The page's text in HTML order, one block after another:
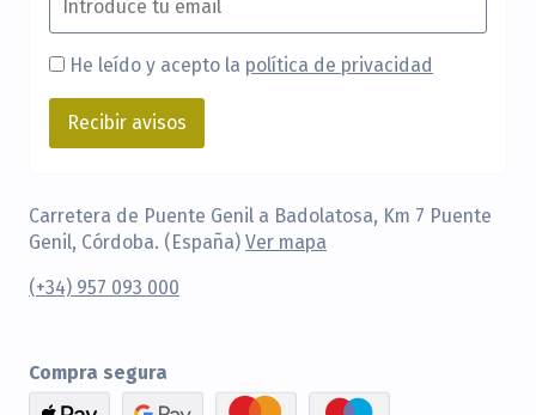
He leído y acepto la política de privacidad
Carretera de Puente Genil a Badolatosa, Km 7 Puente
Genil, Córdoba. (España)Ver mapa
(+34) 957 093 000
Compra segura